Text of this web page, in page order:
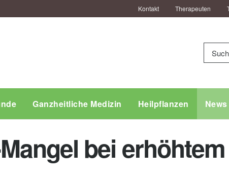
Kontakt Therapeuten
Ganzheitliche Medizin Heilpflanzen News
bei